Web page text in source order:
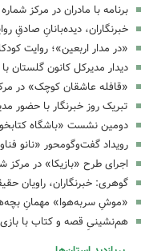
برنامه با مادران در مرکز شماره ۴ کانون کرمانشاه اجرا شد
خبرنگاران، دیده‌بانانِ
«در مدار اربعین»؛ روایت
دیدار مدیرکل کانون گلستان
«قافله عاشقان کوچک» در مرکز
تبریک روز خبرنگار با حضور
دومین نشست «باشگاه
رویداد گفت‌وگومحور «نانو
اجرای طرح «بازیکا» در مرکز
گوهری: خبرنگاران، راویان
«موشِ سربه‌هوا» مهمانِ
هم‌نشینیِ قصه و کتاب با